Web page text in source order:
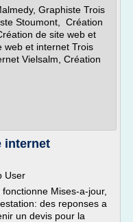
Graphiste Trois
Stoumont, Création
de site web et
web et internet Trois
Vielsalm, Création
internet
User
Mises-a-jour,
des reponses a
un devis pour la